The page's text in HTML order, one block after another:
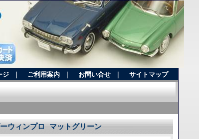
ジ ご利用案内 お問い合せ サイトマップ
ィンプロ マットグリーン